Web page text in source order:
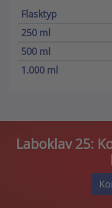
Flasktyp
250 ml
500 ml
1.000 ml
Laboklav 25: